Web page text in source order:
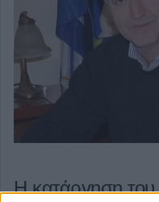
Η κατάργηση του